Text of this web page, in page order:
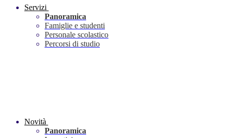
Servizi
Panoramica
Famiglie e studenti
Personale scolastico
Percorsi di studio
Novità
Panoramica